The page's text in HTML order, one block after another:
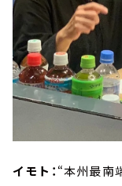
イモト：“本州最南